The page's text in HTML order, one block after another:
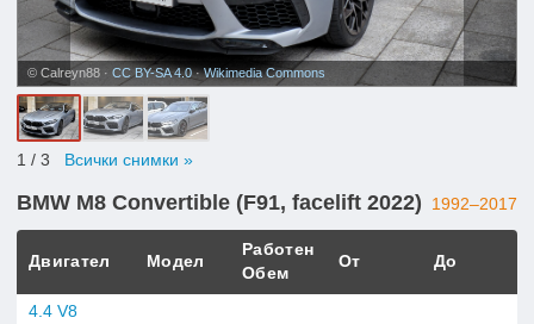
© Calreyn88 · CC BY-SA 4.0·Wikimedia Commons
1 / 3 Всички снимки »
BMW M8 Convertible (F91, facelift 2022) 1992–2017
Двигател Модел
Работен
Обем
От До
4.4 V8